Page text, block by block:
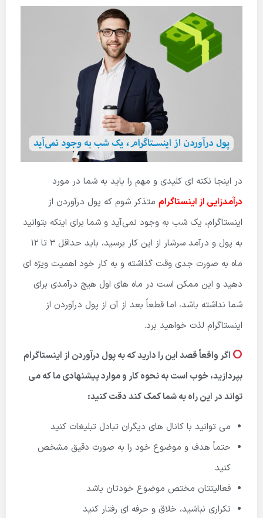
در اینجا نکته ای کلیدی و مهم را باید به شما در مورد
درآمدزایی از اینستاگرام متذکر شوم که پول درآوردن از
اینستاگرام، یک شب به وجود نمی‌آید و شما برای اینکه بتوانید
به پول و درآمد سرشار از این کار برسید، باید حداقل ۳ تا ۱۲
ماه به صورت جدی وقت گذاشته و به کار خود اهمیت ویژه ای
دهید و این ممکن است در ماه های اول هیچ درآمدی برای
شما نداشته باشد، اما قطعاً بعد از آن از پول درآوردن از
اینستاگرام لذت خواهید برد.
اگر واقعاً قصد این را دارید که به پول درآوردن از اینستاگرام
بپردازید، خوب است به نحوه کار و موارد پیشنهادی ما که می
تواند در این راه به شما کمک کند دقت کنید:
می توانید با کانال های دیگران تبادل تبلیغات کنید
حتماً هدف و موضوع خود را به صورت دقیق مشخص
کنید
فعالیتتان مختص موضوع خودتان باشد
تکراری نباشید، خلاق و حرفه ای رفتار کنید